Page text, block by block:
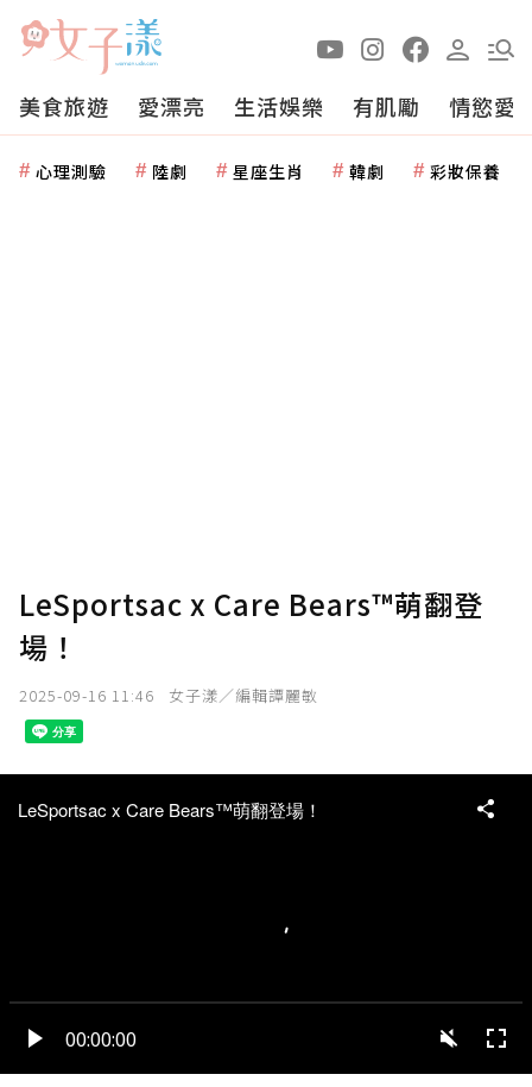
美食旅遊 愛漂亮 生活娛樂 有肌勵 情慾愛
心理測驗 陸劇 星座生肖 韓劇 彩妝保養
LeSportsac x Care Bears™萌翻登
場！
2025-09-16 11:46 女子漾／編輯譚麗敏